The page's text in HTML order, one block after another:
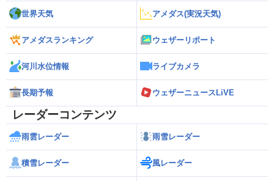
世界天気 アメダス(実況天気)
アメダスランキング ウェザーリポート
河川水位情報 ライブカメラ
長期予報 ウェザーニュースLiVE
レーダーコンテンツ
雨雲レーダー 雨雪レーダー
積雪レーダー 風レーダー